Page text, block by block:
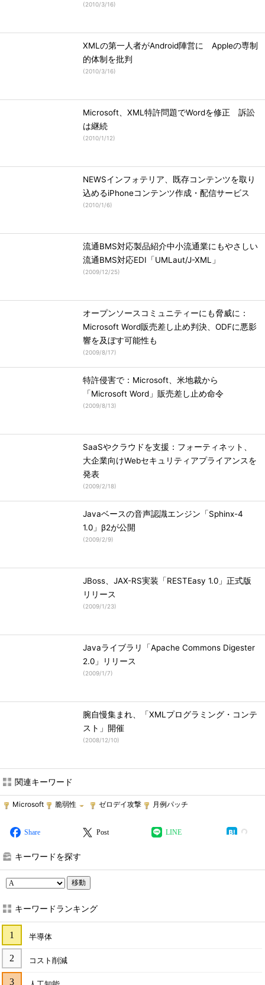
(2010/3/16)
XMLの第一人者がAndroid陣営に Appleの専制
的体制を批判
(2010/3/16)
Microsoft、XML特許問題でWordを修正 訴訟
は継続
(2010/1/12)
NEWSインフォテリア、既存コンテンツを取り
込めるiPhoneコンテンツ作成・配信サービス
(2010/1/6)
流通BMS対応製品紹介中小流通業にもやさしい
流通BMS対応EDI「UMLaut/J-XML」
(2009/12/25)
オープンソースコミュニティーにも脅威に：
Microsoft Word販売差し止め判決、ODFに悪影
響を及ぼす可能性も
(2009/8/17)
特許侵害で：Microsoft、米地裁から
「Microsoft Word」販売差し止め命令
(2009/8/13)
SaaSやクラウドを支援：フォーティネット、
大企業向けWebセキュリティアプライアンスを
発表
(2009/2/18)
Javaベースの音声認識エンジン「Sphinx-4
1.0」β2が公開
(2009/2/9)
JBoss、JAX-RS実装「RESTEasy 1.0」正式版
リリース
(2009/1/23)
Javaライブラリ「Apache Commons Digester
2.0」リリース
(2009/1/7)
腕自慢集まれ、「XMLプログラミング・コンテ
スト」開催
(2008/12/10)
関連キーワード
Microsoft 脆弱性 ゼロデイ攻撃 月例パッチ
Share Post LINE
キーワードを探す
移動
キーワードランキング
半導体
コスト削減